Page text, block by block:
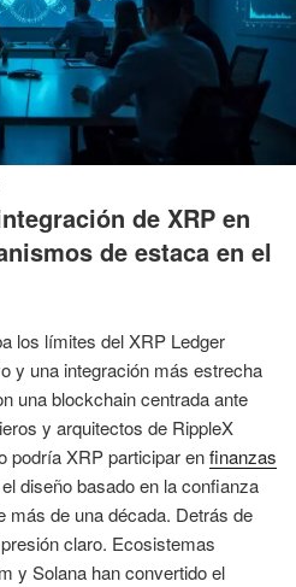
de XRP en
de estaca en el
los límites del XRP Ledger
y una integración más estrecha
una blockchain centrada ante
y arquitectos de RippleX
podría XRP participar enfinanzas
diseño basado en la confianza
más de una década. Detrás de
claro. Ecosistemas
y Solana han convertido el